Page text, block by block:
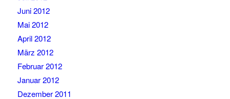
Juni 2012
Mai 2012
April 2012
März 2012
Februar 2012
Januar 2012
Dezember 2011